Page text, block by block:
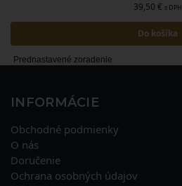
39,50 € s DPH
Do košíka
INFORMÁCIE
Obchodné podmienky
O nás
Doručenie
Ochrana osobných údajov